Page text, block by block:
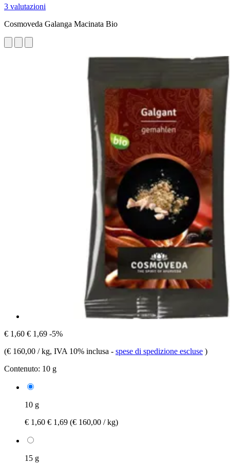
3 valutazioni
Cosmoveda Galanga Macinata Bio
€ 1,60 € 1,69 -5%
(€ 160,00 / kg, IVA 10% inclusa - spese di spedizione escluse )
Contenuto: 10 g
10 g
€ 1,60 € 1,69 (€ 160,00 / kg)
15 g